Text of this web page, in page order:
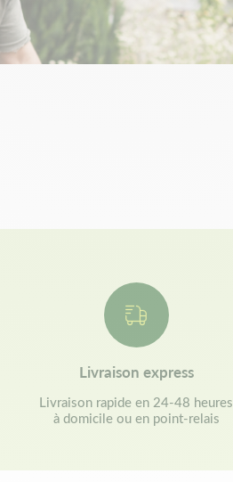
Livraison express
Livraison rapide en 24-48 heures
à domicile ou en point-relais